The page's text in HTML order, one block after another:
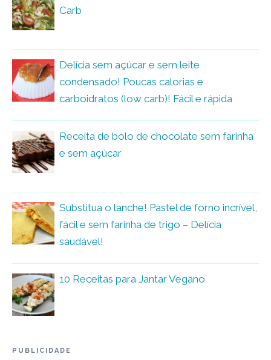
Carb
Delícia sem açúcar e sem leite
condensado! Poucas calorias e
carboidratos (low carb)! Fácil e rápida
Receita de bolo de chocolate sem farinha
e sem açúcar
Substitua o lanche! Pastel de forno incrível,
fácil e sem farinha de trigo – Delícia
saudável!
10 Receitas para Jantar Vegano
PUBLICIDADE